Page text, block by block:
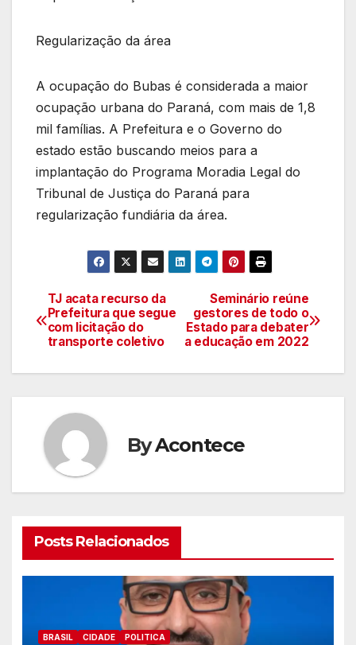
Regularização da área
A ocupação do Bubas é considerada a maior
ocupação urbana do Paraná, com mais de 1,8
mil famílias. A Prefeitura e o Governo do
estado estão buscando meios para a
implantação do Programa Moradia Legal do
Tribunal de Justiça do Paraná para
regularização fundiária da área.
Navegação
de
artigos
Seminário reúne
gestores de todo o
Estado para debater
a educação em 2022
TJ acata recurso da
Prefeitura que segue
com licitação do
transporte coletivo
ByAcontece
Posts Relacionados
BRASIL CIDADE POLITICA